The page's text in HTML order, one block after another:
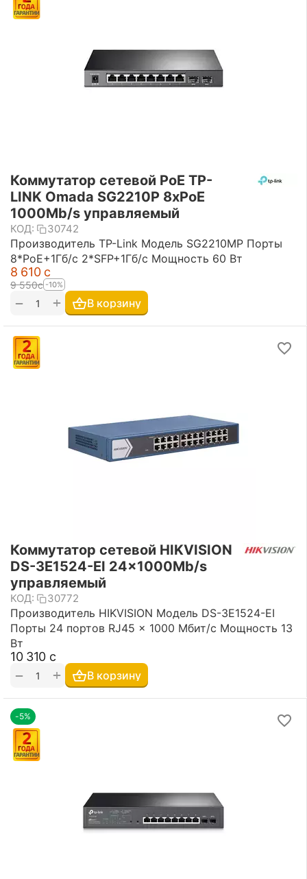
Коммутатор сетевой PoE TP-
LINK Omada SG2210P 8xPoE
1000Mb/s управляемый
КОД: 30742
Производитель TP-Link Модель SG2210MP Порты
8*PoE+1Гб/с 2*SFP+1Гб/с Мощность 60 Вт
8 610 с
9 550с -10%
+
− В корзину
Коммутатор сетевой HIKVISION
DS-3E1524-EI 24x1000Mb/s
управляемый
КОД: 30772
Производитель HIKVISION Модель DS-3E1524-EI
Порты 24 портов RJ45 x 1000 Мбит/с Мощность 13
Вт
10 310 с
+
− В корзину
-5%